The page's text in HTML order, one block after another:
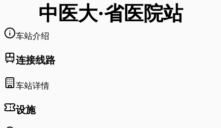
中医大·省医院站
车站介绍
连接线路
车站详情
设施